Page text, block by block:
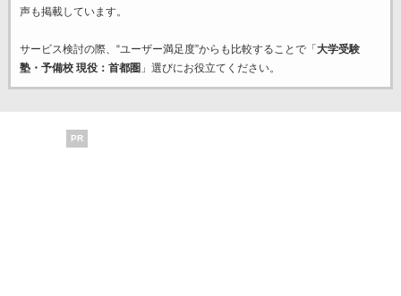
声も掲載しています。
サービス検討の際、“ユーザー満足度”からも比較することで「 大学受験
塾・予備校 現役：首都圏 」選びにお役立てください。
PR